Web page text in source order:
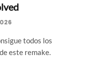
todos los
este remake.